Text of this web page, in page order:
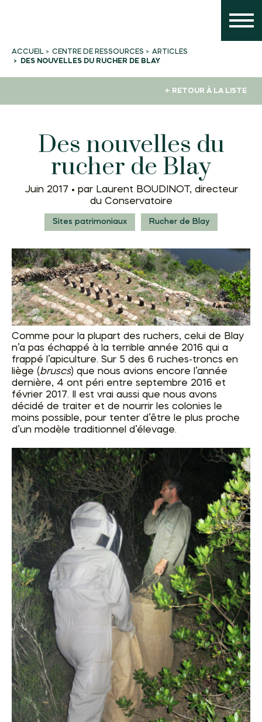
ACCUEIL CENTRE DE RESSOURCES
ARTICLES
DES NOUVELLES DU RUCHER DE BLAY
← RETOUR À LA LISTE
Des nouvelles du
rucher de Blay
Juin 2017 • par Laurent BOUDINOT, directeur
du Conservatoire
Sites patrimoniaux Rucher de Blay
Comme pour la plupart des ruchers, celui de Blay
n’a pas échappé à la terrible année 2016 qui a
frappé l’apiculture. Sur 5 des 6 ruches-troncs en
liège (bruscs) que nous avions encore l’année
dernière, 4 ont péri entre septembre 2016 et
février 2017. Il est vrai aussi que nous avons
décidé de traiter et de nourrir les colonies le
moins possible, pour tenter d’être le plus proche
d’un modèle traditionnel d’élevage.